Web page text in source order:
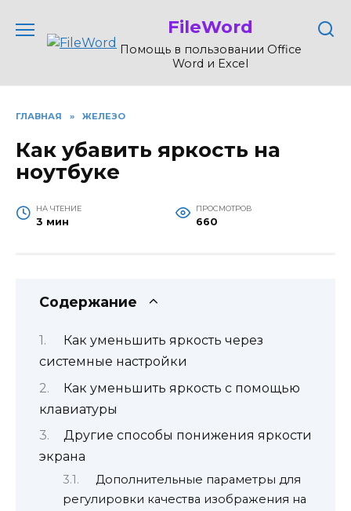
содержанию
FileWord
Помощь в пользовании Office
Word и Excel
ГЛАВНАЯ » ЖЕЛЕЗО
Как убавить яркость на
ноутбуке
НА ЧТЕНИЕ
3 мин
ПРОСМОТРОВ
660
Содержание
Как уменьшить яркость через
системные настройки
Как уменьшить яркость с помощью
клавиатуры
Другие способы понижения яркости
экрана
Дополнительные параметры для
регулировки качества изображения на